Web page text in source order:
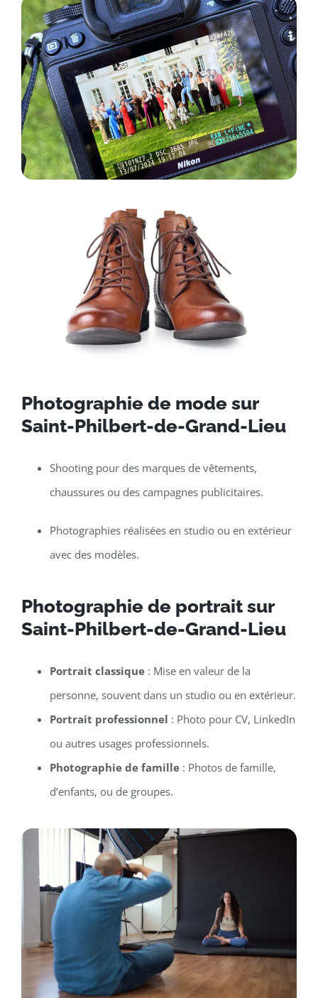
Photographie de mode sur
Saint-Philbert-de-Grand-Lieu
Shooting pour des marques de vêtements,
chaussures ou des campagnes publicitaires.
Photographies réalisées en studio ou en extérieur
avec des modèles.
Photographie de portrait sur
Saint-Philbert-de-Grand-Lieu
Portrait classique: Mise en valeur de la
personne, souvent dans un studio ou en extérieur.
Portrait professionnel : Photo pour CV, LinkedIn
ou autres usages professionnels.
Photographie de famille: Photos de famille,
d’enfants, ou de groupes.